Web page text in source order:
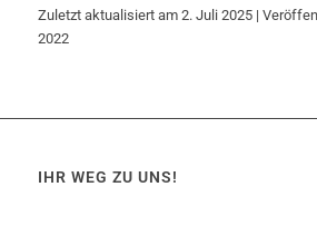
Zuletzt aktualisiert am 2. Juli 2025 |
2022
IHR WEG ZU UNS!